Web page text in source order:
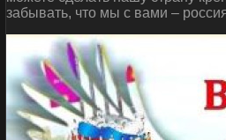
забывать, что мы с вами –